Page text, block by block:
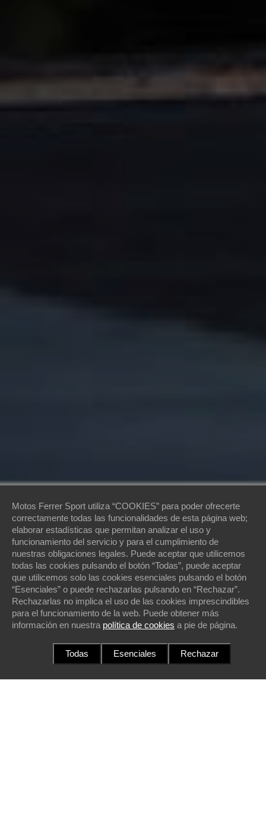
Motos Ferrer Sport utiliza “COOKIES” para poder ofrecerte
correctamente todas las funcionalidades de esta página web;
elaborar estadísticas que permitan analizar el uso y
funcionamiento del servicio y para el cumplimiento de
nuestras obligaciones legales. Puede aceptar que utilicemos
todas las cookies pulsando el botón “Todas”, puede aceptar
que utilicemos solo las cookies esenciales pulsando el botón
“Esenciales” o puede rechazarlas pulsando en “Rechazar”.
Rechazarlas no implica el uso de las cookies imprescindibles
para el funcionamiento de la web. Puede obtener más
información en nuestra política de cookies a pie de página.
Todas Esenciales Rechazar